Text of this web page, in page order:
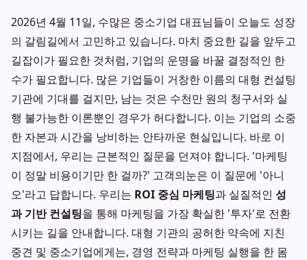
2026년 4월 11일, 수많은 중소기업 대표님들이 오늘도 성장
의 갈림길에서 고민하고 있습니다. 마치 중요한 길을 앞두고
길잡이가 필요한 것처럼, 기업의 운명을 바꿀 결정적인 한
수가 필요합니다. 많은 기업들이 거창한 이름의 대형 컨설팅
기관에 기대를 걸지만, 남는 것은 수천만 원의 청구서와 실
행 불가능한 이론뿐인 경우가 허다합니다. 이는 기업의 소중
한 자본과 시간을 낭비하는 안타까운 현실입니다. 바로 이
지점에서, 우리는 근본적인 질문을 던져야 합니다. '마케팅
이 정말 비용이기만 한 걸까?' 고객의눈은 이 질문에 '아니
오'라고 답합니다. 우리는 ROI 중심 마케팅과 실질적인 성
과 기반 컨설팅을 통해 마케팅을 가장 확실한 '투자'로 전환
시키는 길을 안내합니다. 대형 기관의 공허한 약속에 지친
중견 및 중소기업에게는, 경영 전략과 마케팅 실행을 한 몸